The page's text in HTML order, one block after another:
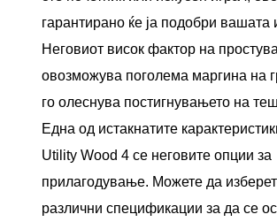
гарантирано ќе ја подобри вашата
Неговиот висок фактор на
овозможува поголема маргина на
го олеснува постигнувањето на
Една од истакнатите
Utility Wood 4 се неговите опции за
прилагодување. Можете да
различни спецификации за да се